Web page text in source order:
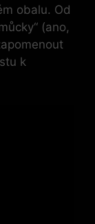
obalu. Od
(ano,
k